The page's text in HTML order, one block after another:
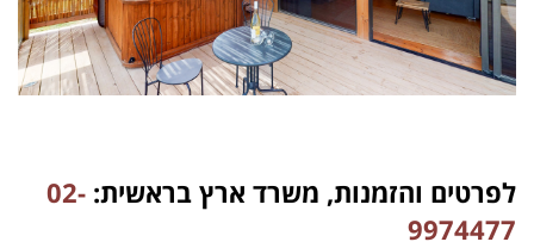
לפרטים והזמנות, משרד ארץ בראשית: 02-
9974477